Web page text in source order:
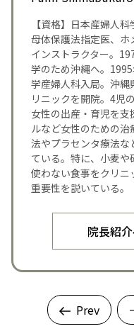
【資格】日本産婦人科
母体保護法指定医、
インストラクター。
学のため沖縄へ。
学産婦人科入局。沖
リニックを開院。4児
女性の出産・育児を
ルなど女性のための
法やプラセンタ療法
ている。特に、小麦
使わない食事をクリニ
重要性を説いている。
院長紹
Prev